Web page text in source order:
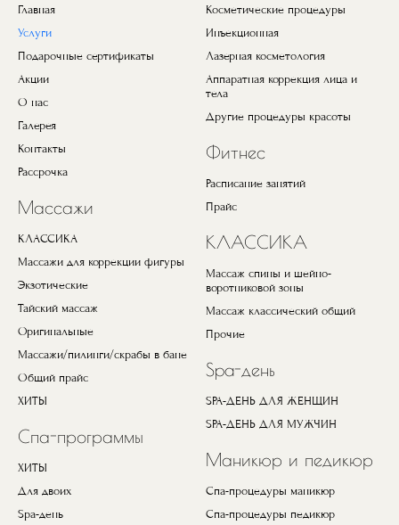
Главная
Услуги
Подарочные сертификаты
Акции
О нас
Галерея
Контакты
Рассрочка
Массажи
КЛАССИКА
Массажи для коррекции фигуры
Экзотические
Тайский массаж
Оригинальные
Массажи/пилинги/скрабы в бане
Общий прайс
ХИТЫ
Спа-программы
ХИТЫ
Для двоих
Spa-день
Косметические процедуры
Инъекционная
Лазерная косметология
Аппаратная коррекция лица и
тела
Другие процедуры красоты
Фитнес
Расписание занятий
Прайс
КЛАССИКА
Массаж спины и шейно-
воротниковой зоны
Массаж классический общий
Прочие
Spa-день
SPA-ДЕНЬ ДЛЯ ЖЕНЩИН
SPA-ДЕНЬ ДЛЯ МУЖЧИН
Маникюр и педикюр
Спа-процедуры маникюр
Спа-процедуры педикюр